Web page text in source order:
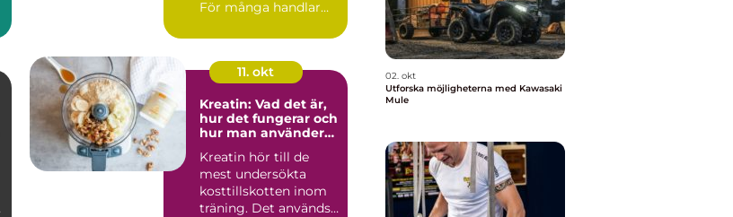
För många handlar
om...
11. okt
Kreatin: Vad det är,
hur det fungerar och
hur man använder
Kreatin hör till de
mest undersökta
kosttillskotten inom
träning. Det används
02. okt
Utforska möjligheterna med Kawasaki
Mule